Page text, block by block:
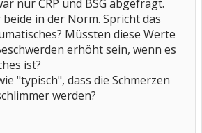
nur CRP und BSG abgefragt.
in der Norm. Spricht das
Müssten diese Werte
erhöht sein, wenn es
ist?
"typisch", dass die Schmerzen
werden?